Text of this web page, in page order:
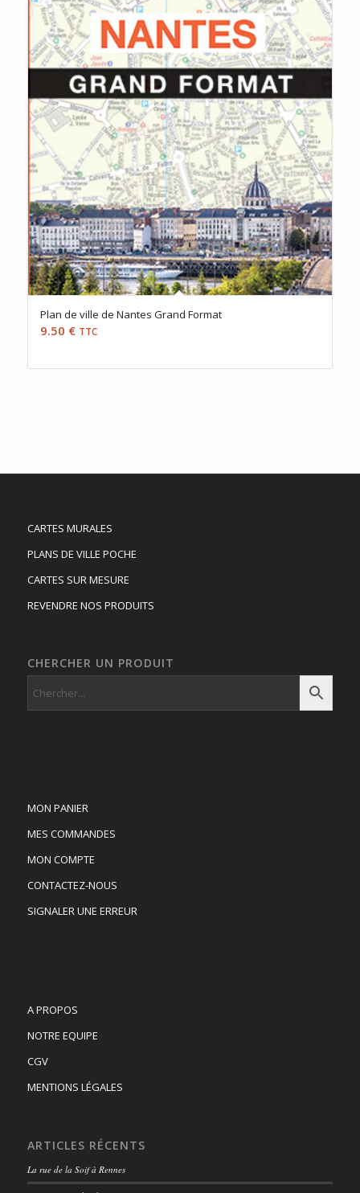
Plan de ville de Nantes Grand Format
9.50 € TTC
CARTES MURALES
PLANS DE VILLE POCHE
CARTES SUR MESURE
REVENDRE NOS PRODUITS
CHERCHER UN PRODUIT
MON PANIER
MES COMMANDES
MON COMPTE
CONTACTEZ-NOUS
SIGNALER UNE ERREUR
A PROPOS
NOTRE EQUIPE
CGV
MENTIONS LÉGALES
ARTICLES RÉCENTS
La rue de la Soif à Rennes